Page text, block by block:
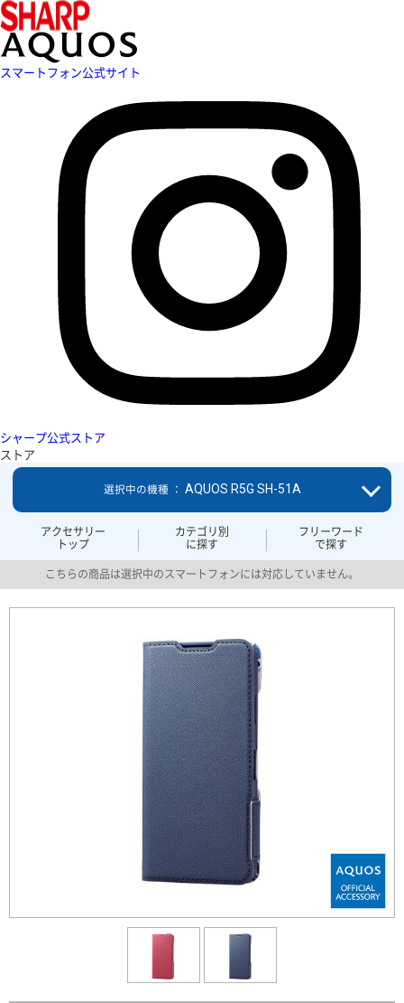
スマートフォン公式サイト
シャープ公式ストア
ストア
アクセサリー
トップ
カテゴリ別
に探す
フリーワード
で探す
選択中の機種 ： AQUOS R5G SH-51A
こちらの商品は選択中のスマートフォンには対応していません。